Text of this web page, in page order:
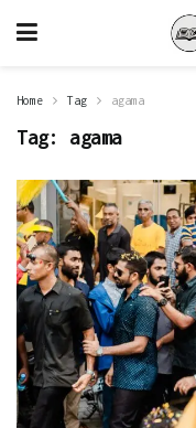
Home Tag agama
Tag: agama